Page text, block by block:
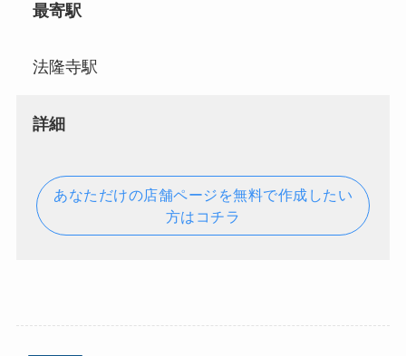
最寄駅
法隆寺駅
詳細
あなただけの店舗ページを無料で作成したい
方はコチラ